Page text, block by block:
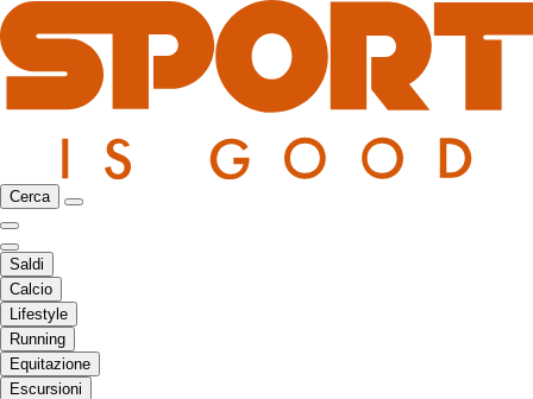
Cerca
Saldi
Calcio
Lifestyle
Running
Equitazione
Escursioni